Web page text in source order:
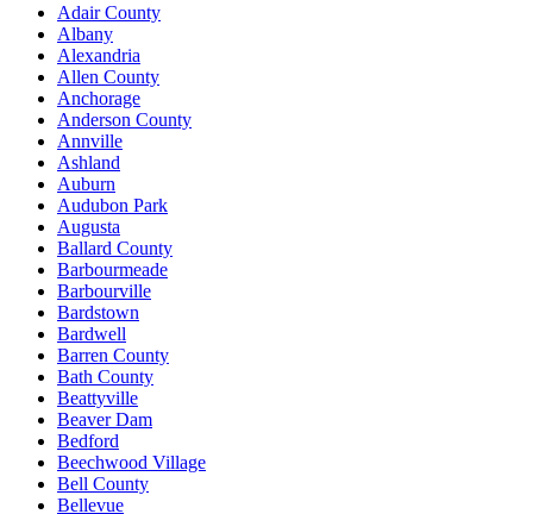
Adair County
Albany
Alexandria
Allen County
Anchorage
Anderson County
Annville
Ashland
Auburn
Audubon Park
Augusta
Ballard County
Barbourmeade
Barbourville
Bardstown
Bardwell
Barren County
Bath County
Beattyville
Beaver Dam
Bedford
Beechwood Village
Bell County
Bellevue